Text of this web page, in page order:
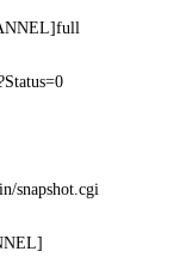
snapshot.cgi